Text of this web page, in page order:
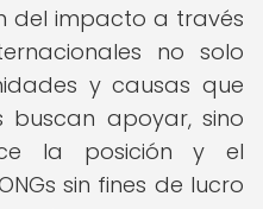
del impacto a través
no solo
y causas que
buscan apoyar, sino
la posición y el
sin fines de lucro